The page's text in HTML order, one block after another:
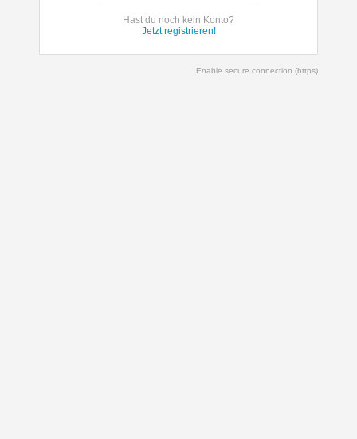
Hast du noch kein Konto?
Jetzt registrieren!
Enable secure connection (https)